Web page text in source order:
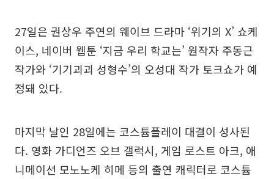
27일은 권상우 주연의 웨이브 드라마 ‘위기의 X’ 쇼케
이스, 네이버 웹툰 ‘지금 우리 학교는’ 원작자 주동근
작가와 ‘기기괴괴 성형수’의 오성대 작가 토크쇼가 예
정돼 있다.
마지막 날인 28일에는 코스튬플레이 대결이 성사된
다. 영화 가디언즈 오브 갤럭시, 게임 로스트 아크, 애
니메이션 모노노케 히메 등의 출연 캐릭터로 코스튬